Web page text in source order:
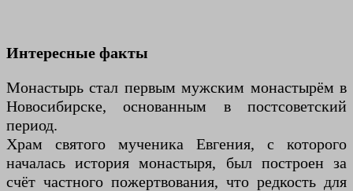
Интересные факты
Монастырь стал первым мужским монастырём в
Новосибирске, основанным в постсоветский
период.
Храм святого мученика Евгения, с которого
началась история монастыря, был построен за
счёт частного пожертвования, что редкость для